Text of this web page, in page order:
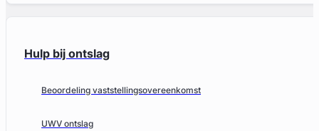
Hulp bij ontslag
Beoordeling vaststellingsovereenkomst
UWV ontslag